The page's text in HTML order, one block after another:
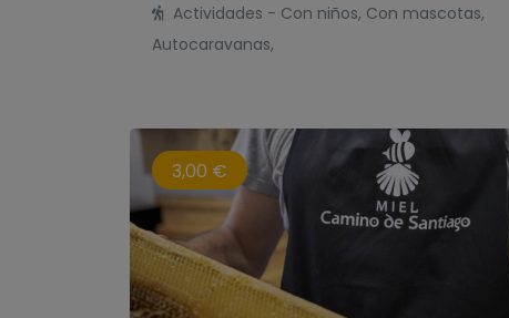
Actividades - Con niños, Con mascotas,
Autocaravanas,
3,00 €